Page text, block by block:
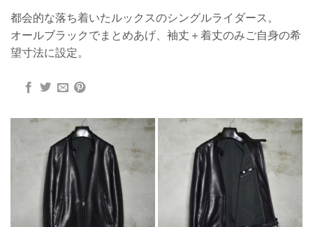
都会的な落ち着いたルックスのシングルライダース。
オールブラックでまとめあげ、袖丈＋着丈のみご自身の希
望寸法に設定。